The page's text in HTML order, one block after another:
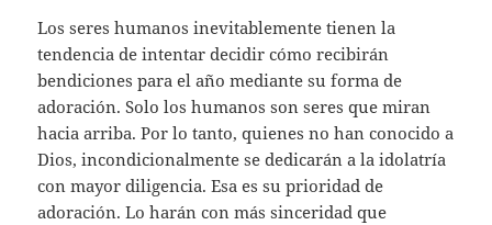
Los seres humanos inevitablemente tienen la
tendencia de intentar decidir cómo recibirán
bendiciones para el año mediante su forma de
adoración. Solo los humanos son seres que miran
hacia arriba. Por lo tanto, quienes no han conocido a
Dios, incondicionalmente se dedicarán a la idolatría
con mayor diligencia. Esa es su prioridad de
adoración. Lo harán con más sinceridad que